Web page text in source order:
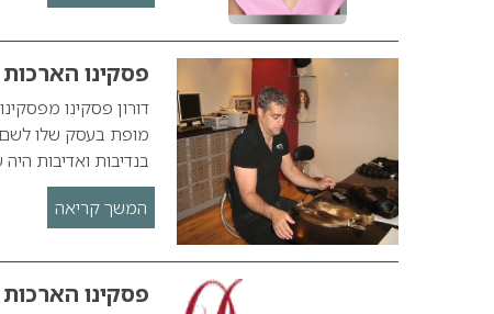
פסקינו
מופת בעסק שלו לשם
בנדיבות ואדיבות
המשך קריאה
פסקינו